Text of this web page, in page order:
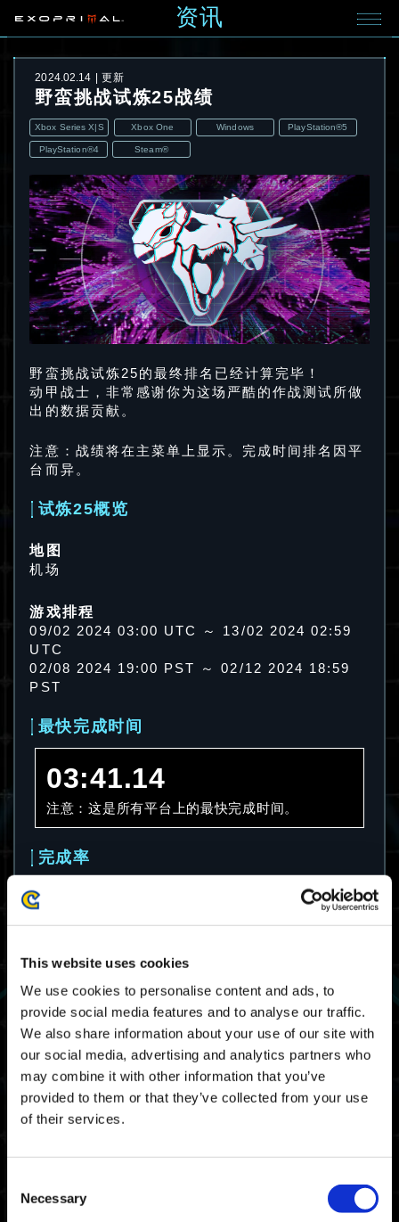
This website uses cookies
We use cookies to personalise content and ads, to
provide social media features and to analyse our traffic.
We also share information about your use of our site with
our social media, advertising and analytics partners who
may combine it with other information that you’ve
provided to them or that they’ve collected from your use
of their services.
Selection
Necessary
资讯
2024.02.14 更新
野蛮挑战试炼25战绩
Xbox Series X|S Xbox One Windows PlayStation®5
PlayStation®4 Steam®
野蛮挑战试炼25的最终排名已经计算完毕！
动甲战士，非常感谢你为这场严酷的作战测试所做
出的数据贡献。
注意：战绩将在主菜单上显示。完成时间排名因平
台而异。
试炼25概览
地图
机场
游戏排程
09/02 2024 03:00 UTC ～ 13/02 2024 02:59
UTC
02/08 2024 19:00 PST ～ 02/12 2024 18:59
PST
最快完成时间
03:41.14
注意：这是所有平台上的最快完成时间。
完成率
平均完成时间
08:13.33
注意：这是所有平台上的平均完成时间。
大师等级门槛时间
Xbox Series X|S / Xbox
06:28.48
PlayStation🄬5/
06:02.90